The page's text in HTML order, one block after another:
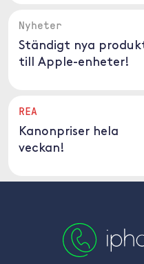
Nyheter
Ständigt nya
till Apple-enheter!
REA
Kanonpriser hela
veckan!